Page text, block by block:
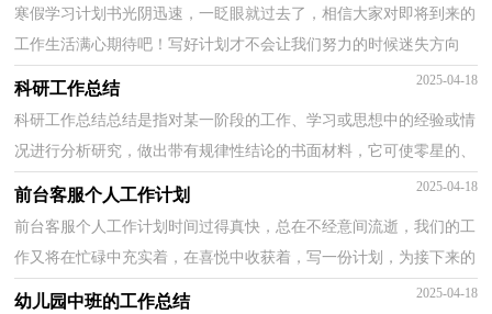
寒假学习计划书光阴迅速，一眨眼就过去了，相信大家对即将到来的
工作生活满心期待吧！写好计划才不会让我们努力的时候迷失方向
哦。拟起计划来就毫无头绪？下面是小编为大家整理的寒...
科研工作总结 2025-04-18
科研工作总结总结是指对某一阶段的工作、学习或思想中的经验或情
况进行分析研究，做出带有规律性结论的书面材料，它可使零星的、
肤浅的、表面的感性认知上升到全面的、系统的、...
前台客服个人工作计划 2025-04-18
前台客服个人工作计划时间过得真快，总在不经意间流逝，我们的工
作又将在忙碌中充实着，在喜悦中收获着，写一份计划，为接下来的
工作做准备吧！相信大家又在为写计划犯愁了？以下是小编帮...
幼儿园中班的工作总结 2025-04-18